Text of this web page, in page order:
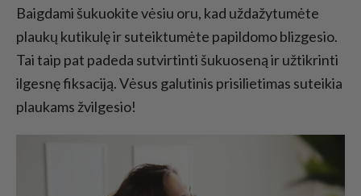
Baigdami šukuokite vėsiu oru, kad uždažytumėte
plaukų kutikulę ir suteiktumėte papildomo blizgesio.
Tai taip pat padeda sutvirtinti šukuoseną ir užtikrinti
ilgesnę fiksaciją. Vėsus galutinis prisilietimas suteikia
plaukams žvilgesio!